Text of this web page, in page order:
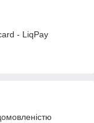
- LiqPay